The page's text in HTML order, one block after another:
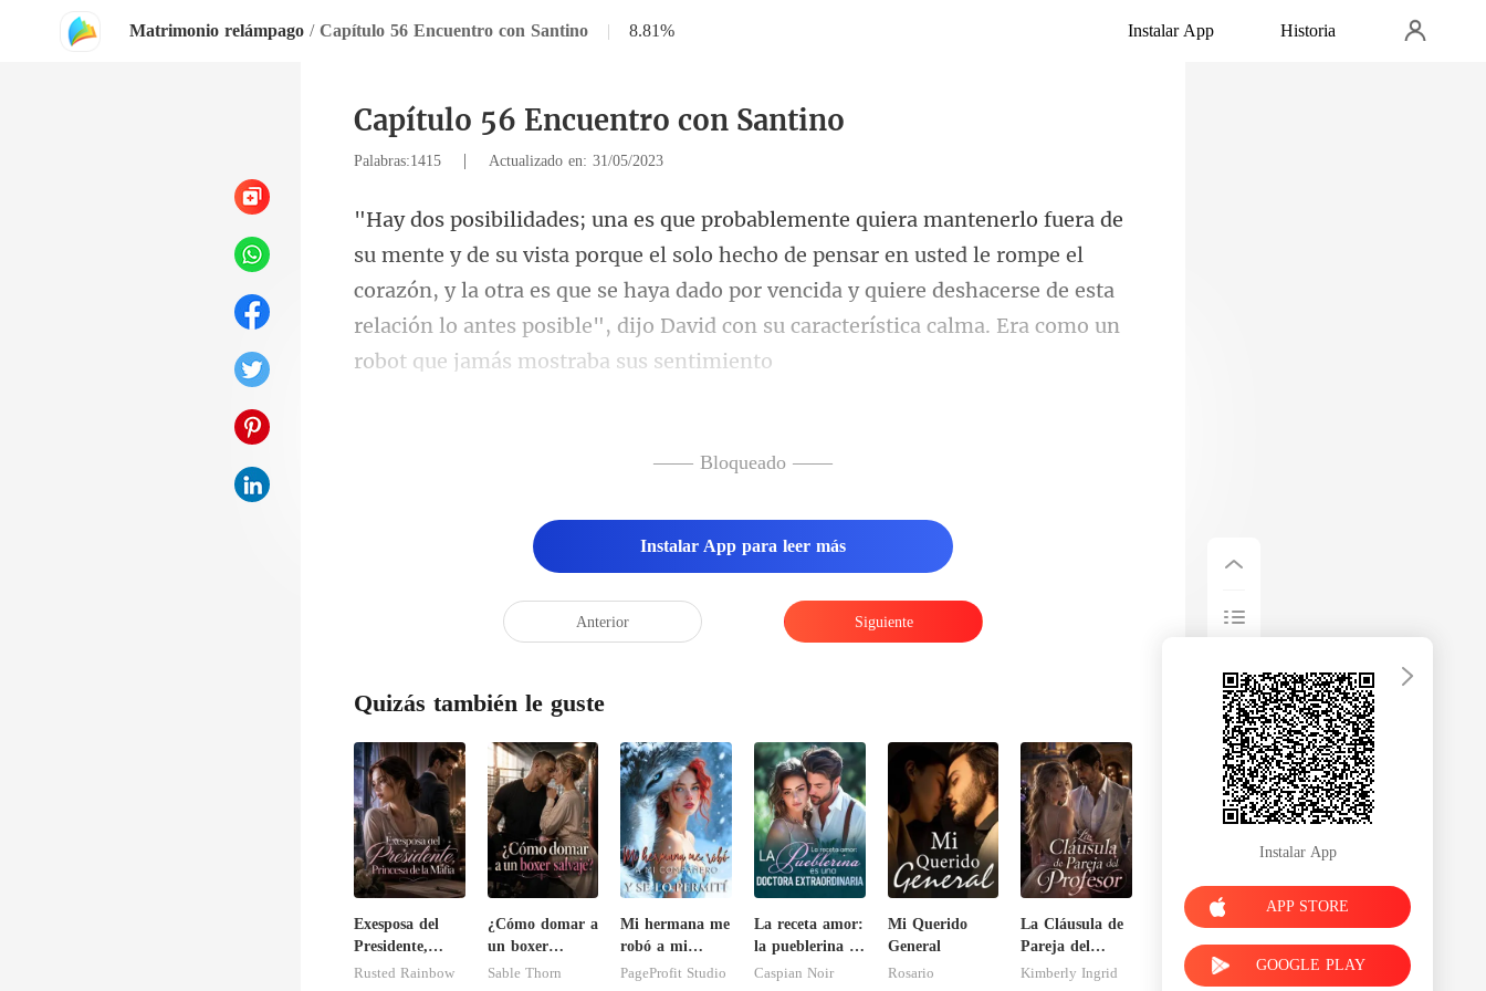
Matrimonio relámpago / Capítulo 56 Encuentro con Santino | 8.81% Instalar App Historia
Capítulo 56 Encuentro con Santino
Palabras:1415 | Actualizado en: 31/05/2023
cho de pensar en usted le rompe el
corazón, y la otra es que se haya dado por vencida y quiere deshacerse de esta
re
—— Bloqueado ——
Instalar App para leer más
Anterior Siguiente
Quizás también le guste
Exesposa del
Presidente,
Princesa de la
Rusted Rainbow
¿Cómo domar a
un boxer
salvaje?
Sable Thorn
Mi hermana me
robó a mi
compañero y se
PageProfit Studio
La receta amor:
la pueblerina es
una doctora
Caspian Noir
Mi Querido
General
Rosario
La Cláusula de
Pareja del
Profesor
Kimberly Ingrid
Instalar App
APP STORE
GOOGLE PLAY